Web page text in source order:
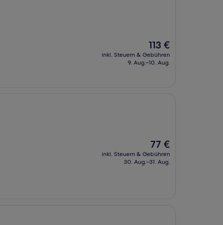
Der
Preis
beträgt
113 €
inkl. Steuern & Gebühren
9. Aug.–10. Aug.
Der
Preis
beträgt
77 €
inkl. Steuern & Gebühren
30. Aug.–31. Aug.